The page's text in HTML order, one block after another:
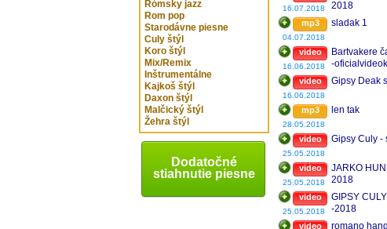
Rómsky jazz
Rom pop
Starodávne piesne
Culy štýl
Koro štýl
Mix/Remix
Inštrumentálne
Kajkoš štýl
Daxon štýl
Malčický štýl
Žehra štýl
Dodatočné
stiahnutie piesne
16.07.2018
2018
mp3
04.07.2018
sladak 1
video
16.06.2018
Bartvakere
-
video
16.06.2018
Gipsy Deak
mp3
28.05.2018
len tak
video
25.05.2018
Gipsy Culy -
video
25.05.2018
JARKO
2018
video
25.05.2018
GIPSY
-2018
video romano